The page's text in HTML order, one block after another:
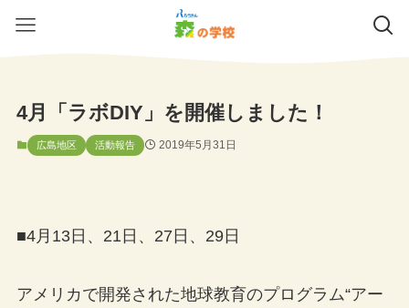
4月「ラボDIY」を開催しました！
広島地区 活動報告 2019年5月31日
■4月13日、21日、27日、29日
アメリカで開発された地球教育のプログラム“アー